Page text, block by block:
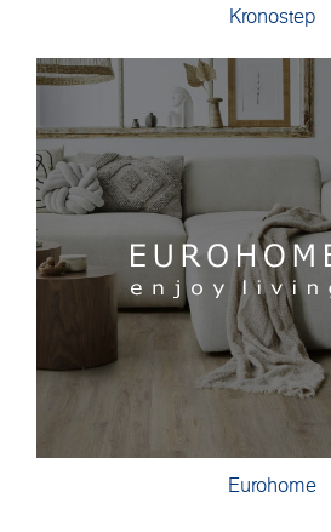
Kronostep
Eurohome